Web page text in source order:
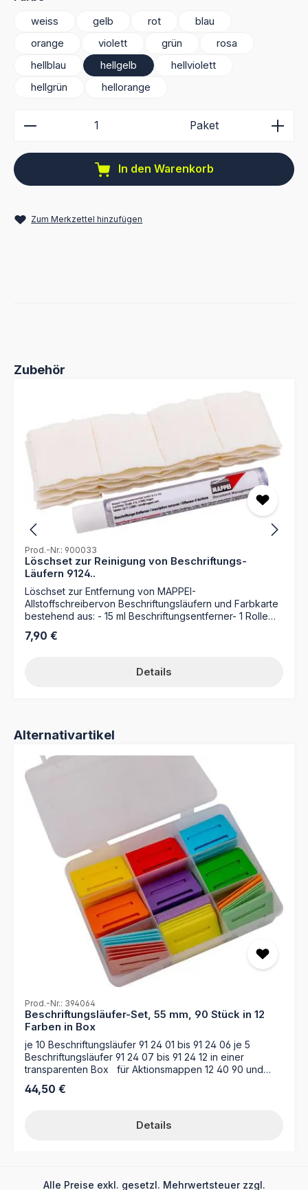
weiss
gelb rot
blau
orange
violett grün
rosa
hellblau
hellgelb
hellviolett
hellgrün
hellorange
Produkt Anzahl: Gib den gewünschten Wert ein
Paket
In den Warenkorb
Zum Merkzettel hinzufügen
Produktgalerie überspringen
Zubehör
Prod.-Nr.: 900033
Löschset zur Reinigung von Beschriftungs-
Läufern 9124..
Löschset zur Entfernung von MAPPEI-
Allstoffschreibervon Beschriftungsläufern und Farbkarte
bestehend aus: - 15 ml Beschriftungsentferner- 1 Rolle
Regulärer Preis:
7,90 €
Details
Produktgalerie überspringen
Alternativartikel
Prod.-Nr.: 394064
Beschriftungsläufer-Set, 55 mm, 90 Stück in 12
Farben in Box
je 10 Beschriftungsläufer 91 24 01 bis 91 24 06 je 5
Beschriftungsläufer 91 24 07 bis 91 24 12 in einer
transparenten Box für Aktionsmappen 12 40 90 und
Regulärer Preis:
44,50 €
Details
Alle Preise exkl. gesetzl. Mehrwertsteuer zzgl.